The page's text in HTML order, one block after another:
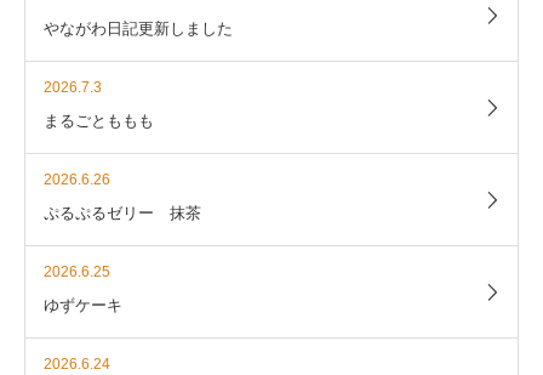
やながわ日記更新しました
2026.7.3
まるごとももも
2026.6.26
ぷるぷるゼリー 抹茶
2026.6.25
ゆずケーキ
2026.6.24